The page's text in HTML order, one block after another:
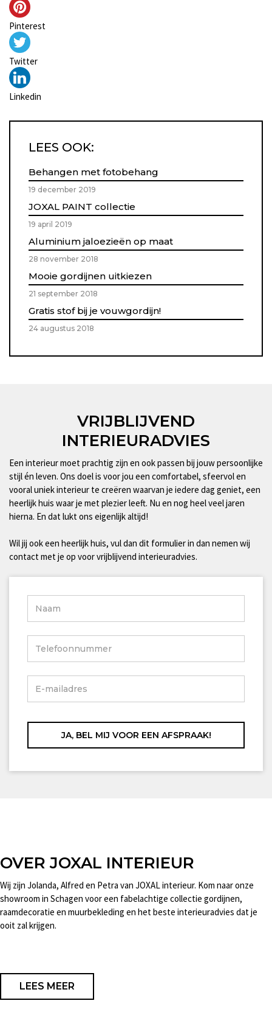
Pinterest
Twitter
Linkedin
LEES OOK:
Behangen met fotobehang
19 december 2019
JOXAL PAINT collectie
19 april 2019
Aluminium jaloezieën op maat
28 november 2018
Mooie gordijnen uitkiezen
21 september 2018
Gratis stof bij je vouwgordijn!
24 augustus 2018
VRIJBLIJVEND
INTERIEURADVIES
Een interieur moet prachtig zijn en ook passen bij jouw persoonlijke
stijl én leven. Ons doel is voor jou een comfortabel, sfeervol en
vooral uniek interieur te creëren waarvan je iedere dag geniet, een
heerlijk huis waar je met plezier leeft. Nu en nog heel veel jaren
hierna. En dat lukt ons eigenlijk altijd!
Wil jij ook een heerlijk huis, vul dan dit formulier in dan nemen wij
contact met je op voor vrijblijvend interieuradvies.
OVER JOXAL INTERIEUR
Wij zijn Jolanda, Alfred en Petra van JOXAL interieur. Kom naar onze
showroom in Schagen voor een fabelachtige collectie gordijnen,
raamdecoratie en muurbekleding en het beste interieuradvies dat je
ooit zal krijgen.
LEES MEER